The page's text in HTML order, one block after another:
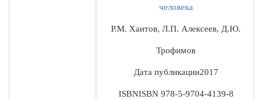
человека
Р.М. Хаитов, Л.П. Алексеев, Д.Ю.
Трофимов
Дата публикации2017
ISBNISBN 978-5-9704-4139-8